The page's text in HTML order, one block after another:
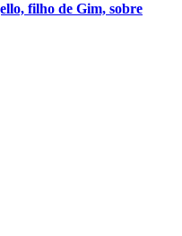
filho de Gim, sobre